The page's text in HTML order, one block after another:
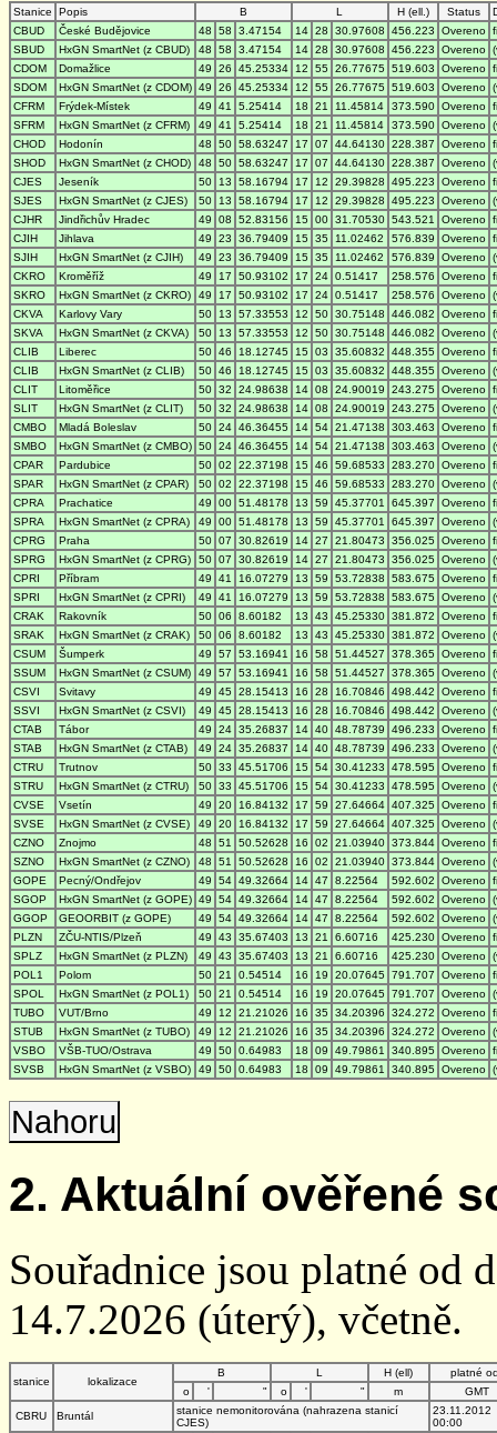
Stanice Popis B L H (ell.) Status
CBUD
České Budějovice 48 58 3.47154 14 28 30.97608 456.223 Overeno
SBUD
HxGN SmartNet (z CBUD) 48 58 3.47154 14 28 30.97608 456.223 Overeno
CDOM
Domažlice 49 26 45.25334 12 55 26.77675 519.603 Overeno
SDOM
HxGN SmartNet (z CDOM) 49 26 45.25334 12 55 26.77675 519.603 Overeno
CFRM
Frýdek-Místek 49 41 5.25414 18 21 11.45814 373.590 Overeno
SFRM
HxGN SmartNet (z CFRM) 49 41 5.25414 18 21 11.45814 373.590 Overeno
CHOD
Hodonín 48 50 58.63247 17 07 44.64130 228.387 Overeno
SHOD
HxGN SmartNet (z CHOD) 48 50 58.63247 17 07 44.64130 228.387 Overeno
CJES
Jeseník 50 13 58.16794 17 12 29.39828 495.223 Overeno
SJES
HxGN SmartNet (z CJES) 50 13 58.16794 17 12 29.39828 495.223 Overeno
CJHR
Jindřichův Hradec 49 08 52.83156 15 00 31.70530 543.521 Overeno
CJIH
Jihlava 49 23 36.79409 15 35 11.02462 576.839 Overeno
SJIH
HxGN SmartNet (z CJIH) 49 23 36.79409 15 35 11.02462 576.839 Overeno
CKRO
Kroměříž 49 17 50.93102 17 24 0.51417 258.576 Overeno
SKRO
HxGN SmartNet (z CKRO) 49 17 50.93102 17 24 0.51417 258.576 Overeno
CKVA
Karlovy Vary 50 13 57.33553 12 50 30.75148 446.082 Overeno
SKVA
HxGN SmartNet (z CKVA) 50 13 57.33553 12 50 30.75148 446.082 Overeno
CLIB
Liberec 50 46 18.12745 15 03 35.60832 448.355 Overeno
CLIB
HxGN SmartNet (z CLIB) 50 46 18.12745 15 03 35.60832 448.355 Overeno
CLIT
Litoměřice 50 32 24.98638 14 08 24.90019 243.275 Overeno
SLIT
HxGN SmartNet (z CLIT) 50 32 24.98638 14 08 24.90019 243.275 Overeno
CMBO
Mladá Boleslav 50 24 46.36455 14 54 21.47138 303.463 Overeno
SMBO
HxGN SmartNet (z CMBO) 50 24 46.36455 14 54 21.47138 303.463 Overeno
CPAR
Pardubice 50 02 22.37198 15 46 59.68533 283.270 Overeno
SPAR
HxGN SmartNet (z CPAR) 50 02 22.37198 15 46 59.68533 283.270 Overeno
CPRA
Prachatice 49 00 51.48178 13 59 45.37701 645.397 Overeno
SPRA
HxGN SmartNet (z CPRA) 49 00 51.48178 13 59 45.37701 645.397 Overeno
CPRG
Praha 50 07 30.82619 14 27 21.80473 356.025 Overeno
SPRG
HxGN SmartNet (z CPRG) 50 07 30.82619 14 27 21.80473 356.025 Overeno
CPRI
Příbram 49 41 16.07279 13 59 53.72838 583.675 Overeno
SPRI
HxGN SmartNet (z CPRI) 49 41 16.07279 13 59 53.72838 583.675 Overeno
CRAK
Rakovník 50 06 8.60182 13 43 45.25330 381.872 Overeno
SRAK
HxGN SmartNet (z CRAK) 50 06 8.60182 13 43 45.25330 381.872 Overeno
CSUM
Šumperk 49 57 53.16941 16 58 51.44527 378.365 Overeno
SSUM
HxGN SmartNet (z CSUM) 49 57 53.16941 16 58 51.44527 378.365 Overeno
CSVI
Svitavy 49 45 28.15413 16 28 16.70846 498.442 Overeno
SSVI
HxGN SmartNet (z CSVI) 49 45 28.15413 16 28 16.70846 498.442 Overeno
CTAB
Tábor 49 24 35.26837 14 40 48.78739 496.233 Overeno
STAB
HxGN SmartNet (z CTAB) 49 24 35.26837 14 40 48.78739 496.233 Overeno
CTRU
Trutnov 50 33 45.51706 15 54 30.41233 478.595 Overeno
STRU
HxGN SmartNet (z CTRU) 50 33 45.51706 15 54 30.41233 478.595 Overeno
CVSE
Vsetín 49 20 16.84132 17 59 27.64664 407.325 Overeno
SVSE
HxGN SmartNet (z CVSE) 49 20 16.84132 17 59 27.64664 407.325 Overeno
CZNO
Znojmo 48 51 50.52628 16 02 21.03940 373.844 Overeno
SZNO
HxGN SmartNet (z CZNO) 48 51 50.52628 16 02 21.03940 373.844 Overeno
GOPE
Pecný/Ondřejov 49 54 49.32664 14 47 8.22564 592.602 Overeno
SGOP
HxGN SmartNet (z GOPE) 49 54 49.32664 14 47 8.22564 592.602 Overeno
GGOP
GEOORBIT (z GOPE) 49 54 49.32664 14 47 8.22564 592.602 Overeno
PLZN
ZČU-NTIS/Plzeň 49 43 35.67403 13 21 6.60716 425.230 Overeno
SPLZ
HxGN SmartNet (z PLZN) 49 43 35.67403 13 21 6.60716 425.230 Overeno
POL1
Polom 50 21 0.54514 16 19 20.07645 791.707 Overeno
SPOL
HxGN SmartNet (z POL1) 50 21 0.54514 16 19 20.07645 791.707 Overeno
TUBO
VUT/Brno 49 12 21.21026 16 35 34.20396 324.272 Overeno
STUB
HxGN SmartNet (z TUBO) 49 12 21.21026 16 35 34.20396 324.272 Overeno
VSBO
VŠB-TUO/Ostrava 49 50 0.64983 18 09 49.79861 340.895 Overeno
SVSB
HxGN SmartNet (z VSBO) 49 50 0.64983 18 09 49.79861 340.895 Overeno
Nahoru
2. Aktuální ověřené
Souřadnice jsou platné od
14.7.2026 (úterý), včetně.
stanice lokalizace
B L H (ell)
platné
o
' " o ' " m
GMT
CBRU
Bruntál
stanice nemonitorována (nahrazena stanicí
CJES)
23.11.2012
00:00